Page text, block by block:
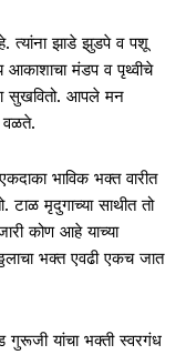
त्यांना झाडे झुडपे व पशू
मंडप व पृथ्वीचे
सुखवितो. आपले मन
वळते.
भाविक भक्त वारीत
टाळ मृदुगाच्या साथीत तो
कोण आहे याच्या
भक्त एवढी एकच जात
गुरूजी यांचा भक्ती स्वरगंध